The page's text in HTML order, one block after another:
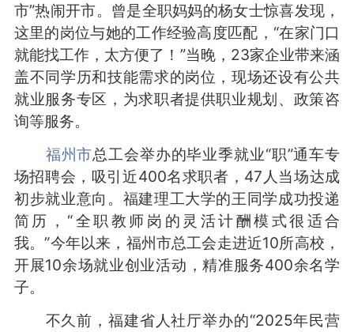
市”热闹开市。曾是全职妈妈的杨女士惊喜发现，
这里的岗位与她的工作经验高度匹配，“在家门口
就能找工作，太方便了！”当晚，23家企业带来涵
盖不同学历和技能需求的岗位，现场还设有公共
就业服务专区，为求职者提供职业规划、政策咨
询等服务。
福州市总工会举办的毕业季就业“职”通车专
场招聘会，吸引近400名求职者，47人当场达成
初步就业意向。福建理工大学的王同学成功投递
简历，“全职教师岗的灵活计酬模式很适合
我。”今年以来，福州市总工会走进近10所高校，
开展10余场就业创业活动，精准服务400余名学
子。
不久前，福建省人社厅举办的“2025年民营